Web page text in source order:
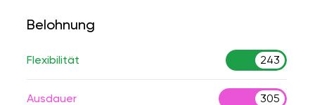
Belohnung
Flexibilität 243
Ausdauer 305